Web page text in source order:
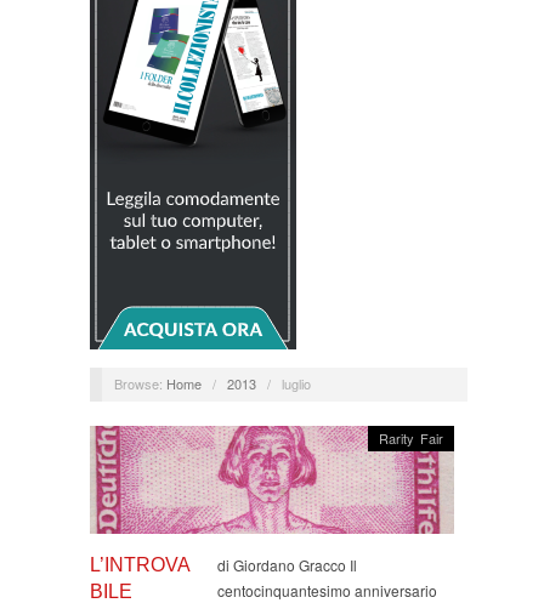
Browse: Home / 2013 / luglio
L’INTROVA
BILE
Rarity Fair
di Giordano Gracco Il
centocinquantesimo anniversario